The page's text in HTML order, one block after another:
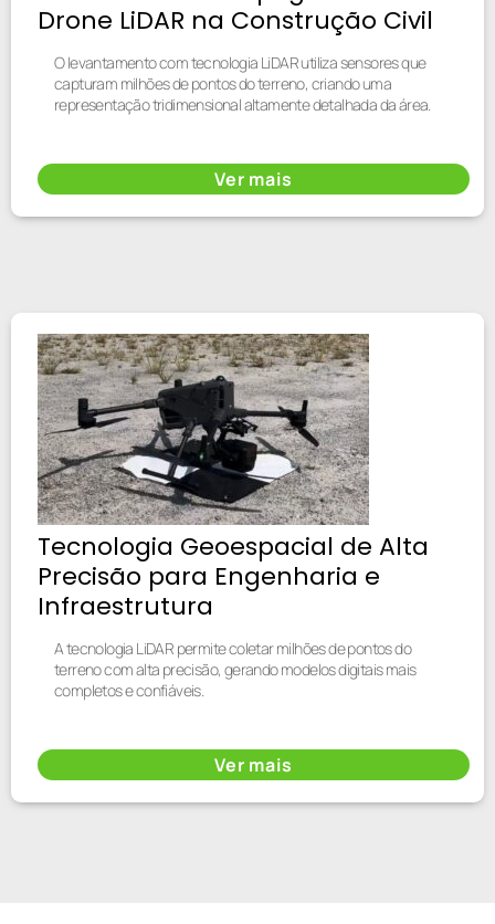
Drone LiDAR na Construção Civil
O levantamento com tecnologia LiDAR utiliza sensores que
capturam milhões de pontos do terreno, criando uma
representação tridimensional altamente detalhada da área.
Ver mais
Tecnologia Geoespacial de Alta
Precisão para Engenharia e
Infraestrutura
A tecnologia LiDAR permite coletar milhões de pontos do
terreno com alta precisão, gerando modelos digitais mais
completos e confiáveis.
Ver mais